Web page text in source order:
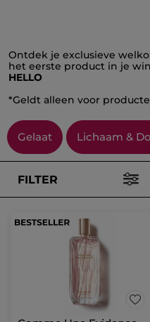
Ontdek je exclusieve
het eerste product in je
HELLO
*Geldt alleen voor
Gelaat Lichaam &
FILTER